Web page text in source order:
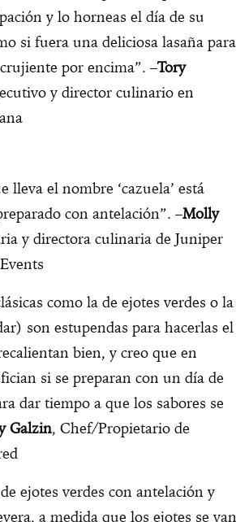
y lo horneas el día de su
si fuera una deliciosa lasaña para
por encima”. –Tory
y director culinario en
lleva el nombre ‘cazuela’ está
con antelación”. –Molly
y directora culinaria de Juniper
como la de ejotes verdes o la
son estupendas para hacerlas el
bien, y creo que en
si se preparan con un día de
dar tiempo a que los sabores se
Galzin, Chef/Propietario de
ejotes verdes con antelación y
a medida que los ejotes se van